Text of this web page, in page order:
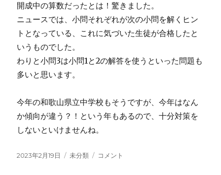
開成中の算数だったとは！驚きました。
ニュースでは、小問それぞれが次の小問を解くヒン
トとなっている、これに気づいた生徒が合格したと
いうものでした。
わりと小問3は小問1と2の解答を使うといった問題も
多いと思います。
今年の和歌山県立中学校もそうですが、今年はなん
か傾向が違う？！という年もあるので、十分対策を
しないといけませんね。
投
2023年2月19日
カ
未分類
開
コメント